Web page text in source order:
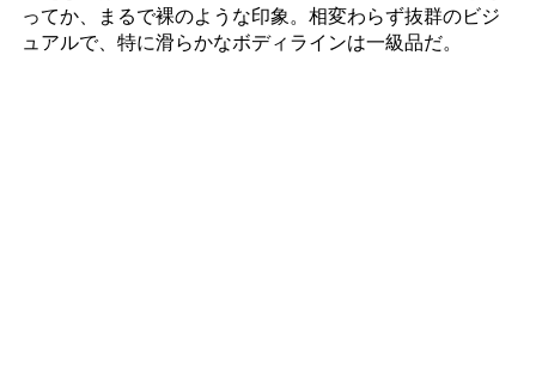
ってか、まるで裸のような印象。相変わらず抜群のビジ
ュアルで、特に滑らかなボディラインは一級品だ。